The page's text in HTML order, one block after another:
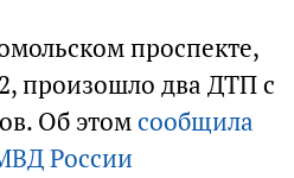
проспекте,
произошло два ДТП с
Об этомсообщила
России